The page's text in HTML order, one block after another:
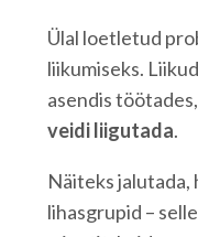
Ülal loetletud
liikumiseks.
asendis
veidi liigutada.
Näiteks jalutada,
lihasgrupid –